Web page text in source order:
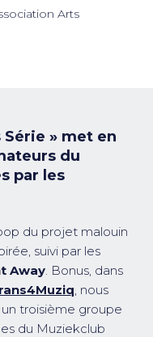
Arts
» met en
du
par les
du projet malouin
suivi par les
Away. Bonus, dans
, nous
troisième groupe
du Muziekclub